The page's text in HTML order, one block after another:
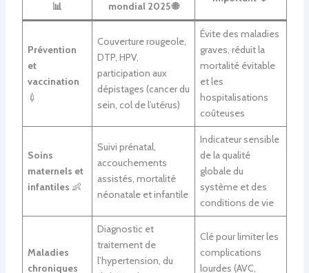
📊
mondial 2025 🌐
Prévention
et
vaccination
💉
Couverture rougeole,
DTP, HPV,
participation aux
dépistages (cancer du
sein, col de l’utérus)
Évite des maladies
graves, réduit la
mortalité évitable
et les
hospitalisations
coûteuses
Soins
maternels et
infantiles 👶
Suivi prénatal,
accouchements
assistés, mortalité
néonatale et infantile
Indicateur sensible
de la qualité
globale du
système et des
conditions de vie
Maladies
chroniques
Diagnostic et
traitement de
l’hypertension, du
Clé pour limiter les
complications
lourdes (AVC,